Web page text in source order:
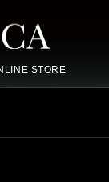
STORE